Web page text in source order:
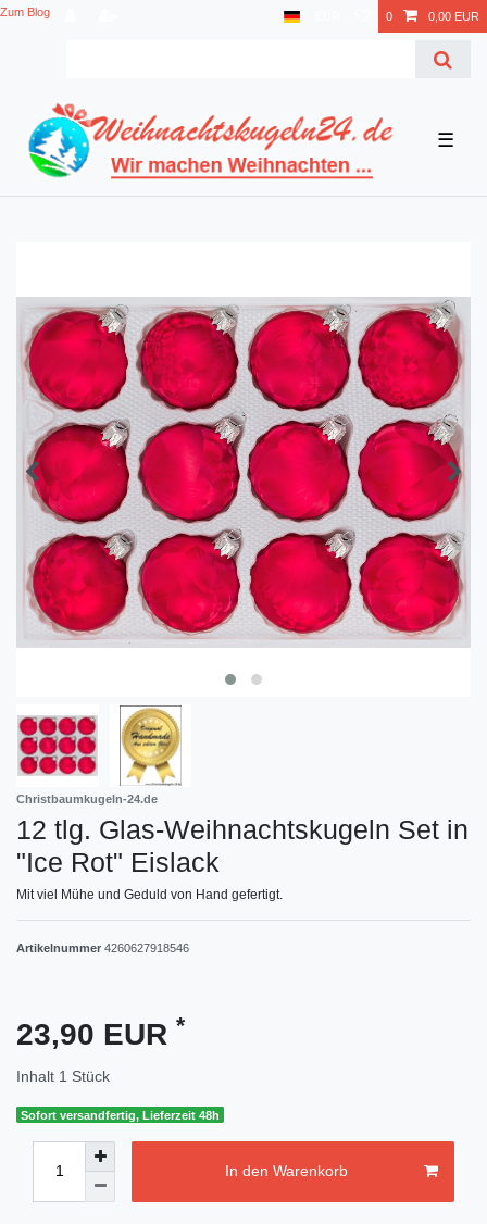
Zum Blog 0 0,00 EUR
☰
Christbaumkugeln-24.de
12 tlg. Glas-Weihnachtskugeln Set in
"Ice Rot" Eislack
Mit viel Mühe und Geduld von Hand gefertigt.
Artikelnummer 4260627918546
23,90 EUR *
Inhalt 1 Stück
Sofort versandfertig, Lieferzeit 48h
In den Warenkorb